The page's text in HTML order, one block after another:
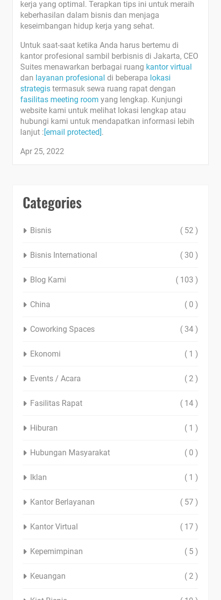
kerja yang optimal. Terapkan tips ini untuk meraih
keberhasilan dalam bisnis dan menjaga
keseimbangan hidup kerja yang sehat.
Untuk saat-saat ketika Anda harus bertemu di
kantor profesional sambil berbisnis di Jakarta, CEO
Suites menawarkan berbagai ruang kantor virtual
dan layanan profesional di beberapa lokasi
strategis termasuk sewa ruang rapat dengan
fasilitas meeting room yang lengkap. Kunjungi
website kami untuk melihat lokasi lengkap atau
hubungi kami untuk mendapatkan informasi lebih
lanjut : [email protected] .
Apr 25, 2022
Categories
Bisnis ( 52 )
Bisnis International ( 30 )
Blog Kami ( 103 )
China ( 0 )
Coworking Spaces ( 34 )
Ekonomi ( 1 )
Events / Acara ( 2 )
Fasilitas Rapat ( 14 )
Hiburan ( 1 )
Hubungan Masyarakat ( 0 )
Iklan ( 1 )
Kantor Berlayanan ( 57 )
Kantor Virtual ( 17 )
Kepemimpinan ( 5 )
Keuangan ( 2 )